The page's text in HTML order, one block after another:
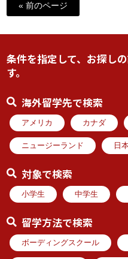
« 前のページ
条件を指定して、お探し
す。
海外留学先で検索
アメリカ カナダ
ニュージーランド 日
対象で検索
小学生 中学生
留学方法で検索
ボーディングスクール